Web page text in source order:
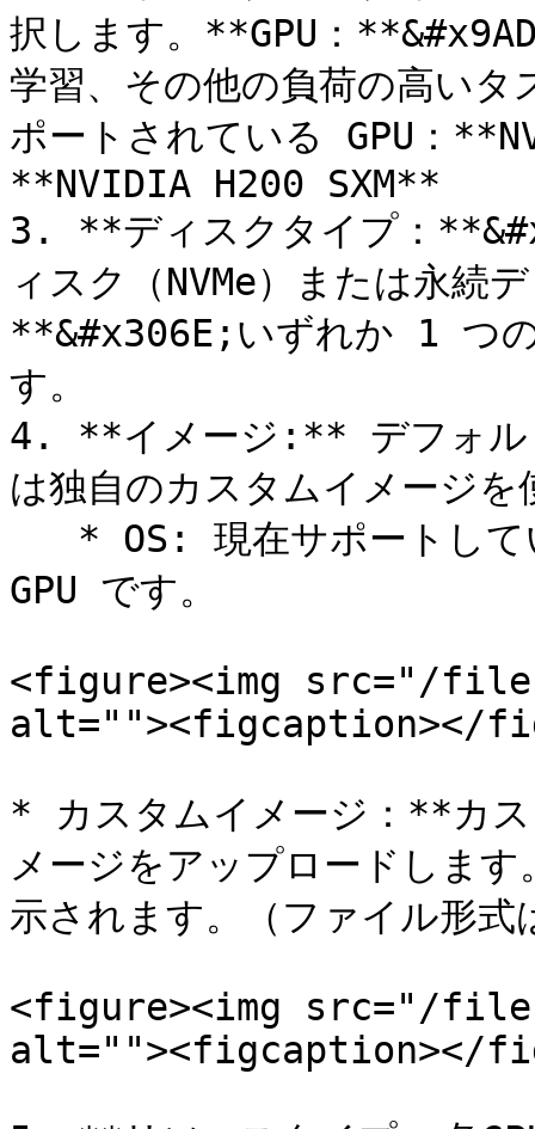
択します。**GPU：
学習、その他の負荷の高い
ポートされている GPU：
**NVIDIA H200 SXM**
3. **ディスクタイプ：
ィスク（NVMe）または永続
**&#x306E;いずれか 1 つの
す。
4. **イメージ:** デフォル
は独自のカスタムイメージを
GPU です。
<figure><img src="/files/
alt=""><figcaption></
* カスタムイメージ：**カ
メージをアップロードしま
示されます。（ファイル形式
<figure><img src="/
alt=""><figcaption></